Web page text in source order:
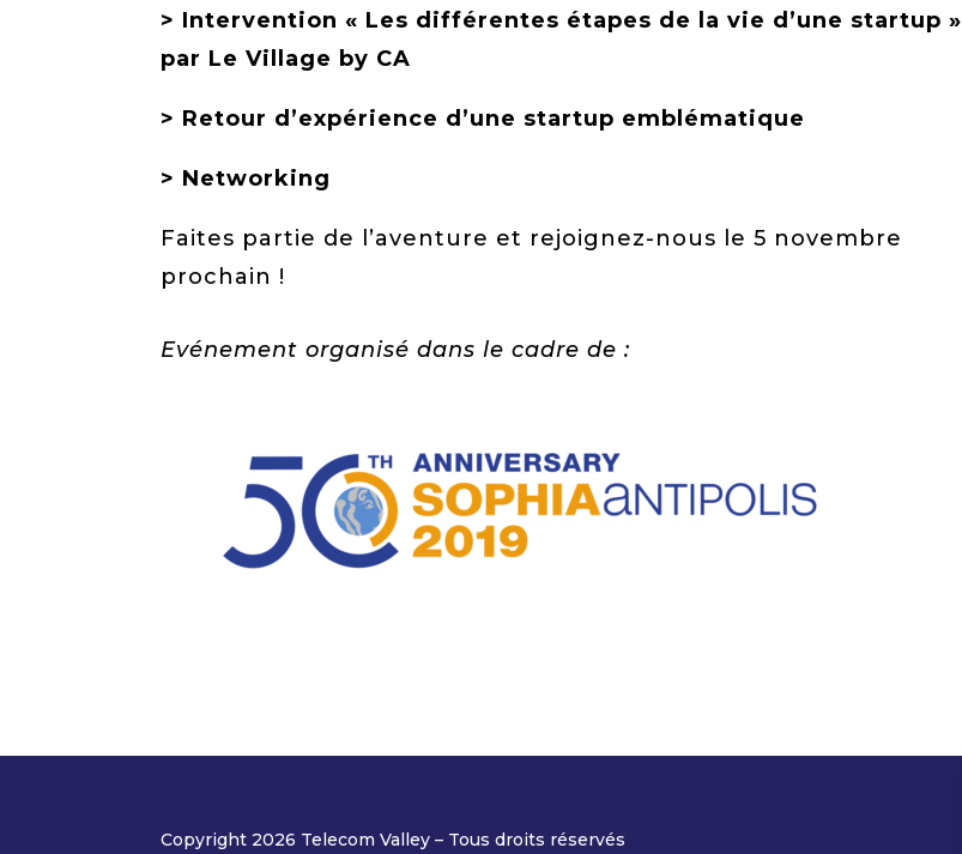
> Intervention « Les différentes étapes de la vie d’une startup »
par Le Village by CA
> Retour d’expérience d’une startup emblématique
> Networking
Faites partie de l’aventure et rejoignez-nous le 5 novembre
prochain !
Evénement organisé dans le cadre de :
Copyright 2026 Telecom Valley – Tous droits réservés